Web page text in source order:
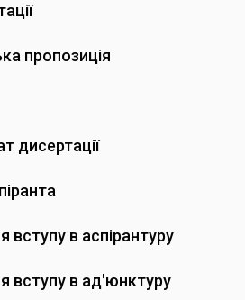
пропозиція
дисертації
вступу в аспірантуру
вступу в ад'юнктуру